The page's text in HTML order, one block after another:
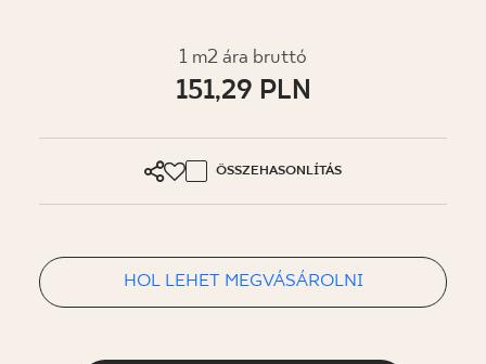
1 m2 ára bruttó
151,29 PLN
ÖSSZEHASONLÍTÁS
HOL LEHET MEGVÁSÁROLNI